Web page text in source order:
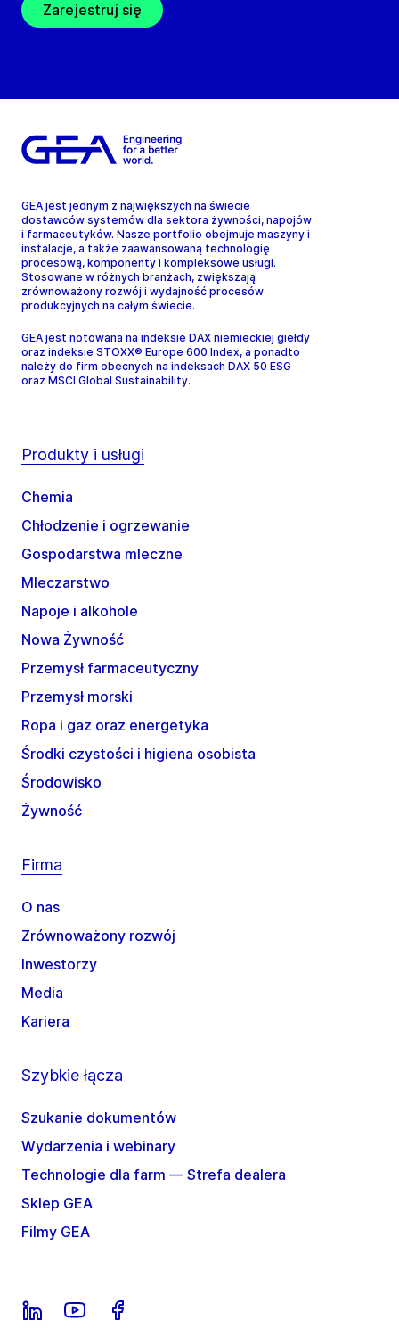
Zarejestruj się
GEA jest jednym z największych na świecie
dostawców systemów dla sektora żywności, napojów
i farmaceutyków. Nasze portfolio obejmuje maszyny i
instalacje, a także zaawansowaną technologię
procesową, komponenty i kompleksowe usługi.
Stosowane w różnych branżach, zwiększają
zrównoważony rozwój i wydajność procesów
produkcyjnych na całym świecie.
GEA jest notowana na indeksie DAX niemieckiej giełdy
oraz indeksie STOXX® Europe 600 Index, a ponadto
należy do firm obecnych na indeksach DAX 50 ESG
oraz MSCI Global Sustainability.
Produkty i usługi
Chemia
Chłodzenie i ogrzewanie
Gospodarstwa mleczne
Mleczarstwo
Napoje i alkohole
Nowa Żywność
Przemysł farmaceutyczny
Przemysł morski
Ropa i gaz oraz energetyka
Środki czystości i higiena osobista
Środowisko
Żywność
Firma
O nas
Zrównoważony rozwój
Inwestorzy
Media
Kariera
Szybkie łącza
Szukanie dokumentów
Wydarzenia i webinary
Technologie dla farm — Strefa dealera
Sklep GEA
Filmy GEA